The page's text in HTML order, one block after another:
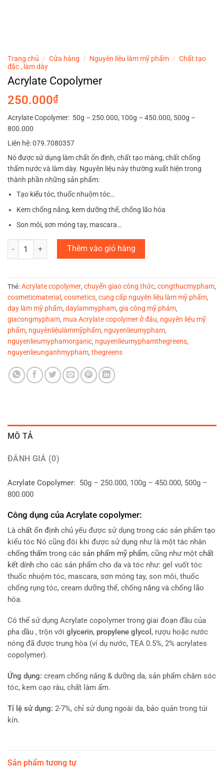
Trang chủ / Cửa hàng / Nguyên liệu làm mỹ phẩm / Chất tạo
đặc , làm dày
Acrylate Copolymer
250.000₫
Acrylate Copolymer: 50g – 250.000, 100g – 450.000, 500g –
800.000
Liên hệ: 079.7080357
Nó được sử dụng làm chất ổn định, chất tạo màng, chất chống
thấm nước và làm dày. Nguyên liệu này thường xuất hiện trong
thành phần những sản phẩm:
Tạo kiểu tóc, thuốc nhuộm tóc…
Kem chống nắng, kem dưỡng thể, chống lão hóa
Son môi, sơn móng tay, mascara…
Acrylate Copolymer số lượngThêm vào giỏ hàng
Thẻ: Acrylate copolymer, chuyển giao công thức, congthucmypham,
cosmeticmaterial , cosmetics, cung cấp nguyên liệu làm mỹ phẩm,
dạy làm mỹ phẩm, daylammypham, gia công mỹ phảm,
giacongmypham, mua Acrylate copolymer ở đâu, nguyên liệu mỹ
phẩm, nguyênliệulàmmỹphẩm, nguyenlieumypham,
nguyenlieumyphamorganic, nguyenlieumyphamthegreens,
nguyenlieunganhmypham, thegreens
MÔ TẢ
ĐÁNH GIÁ (0)
Acrylate Copolymer: 50g – 250.000, 100g – 450.000, 500g –
800.000
Công dụng của Acrylate copolymer:
Là chất ổn định chủ yếu được sử dụng trong các sản phẩm tạo
kiểu tóc Nó cũng đôi khi được sử dụng như là một tác nhân
chống thấm trong các sản phẩm mỹ phẩm, cũng như một chất
kết dính cho các sản phẩm cho da và tóc như: gel vuốt tóc
thuốc nhuộm tóc, mascara, sơn móng tay, son môi, thuốc
chống rụng tóc, cream dưỡng thể, chống nắng và chống lão
hóa.
Có thể sử dụng Acrylate copolymer trong giai đoạn đầu của
pha dầu , trộn với glycerin, propylene glycol , rượu hoặc nước
nóng đã được trung hòa (ví dụ nước, TEA 0.5%, 2% acrylates
copolymer).
Ứng dụng: cream chống nắng & dưỡng da, sản phẩm chăm sóc
tóc, kem cạo râu, chất làm ẩm.
Tỉ lệ sử dụng: 2-7%, chỉ sử dụng ngoài da, bảo quản trong túi
kín.
Sản phẩm tương tự